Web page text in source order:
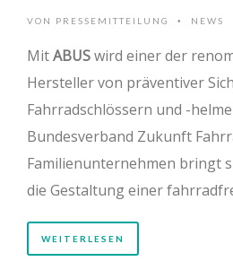
VON PRESSEMITTEILUNG • NEWS
MitABUSwird einer der
Hersteller von präventiver
Fahrradschlössern und -
Bundesverband Zukunft
Familienunternehmen bringt
die Gestaltung einer
WEITERLESEN